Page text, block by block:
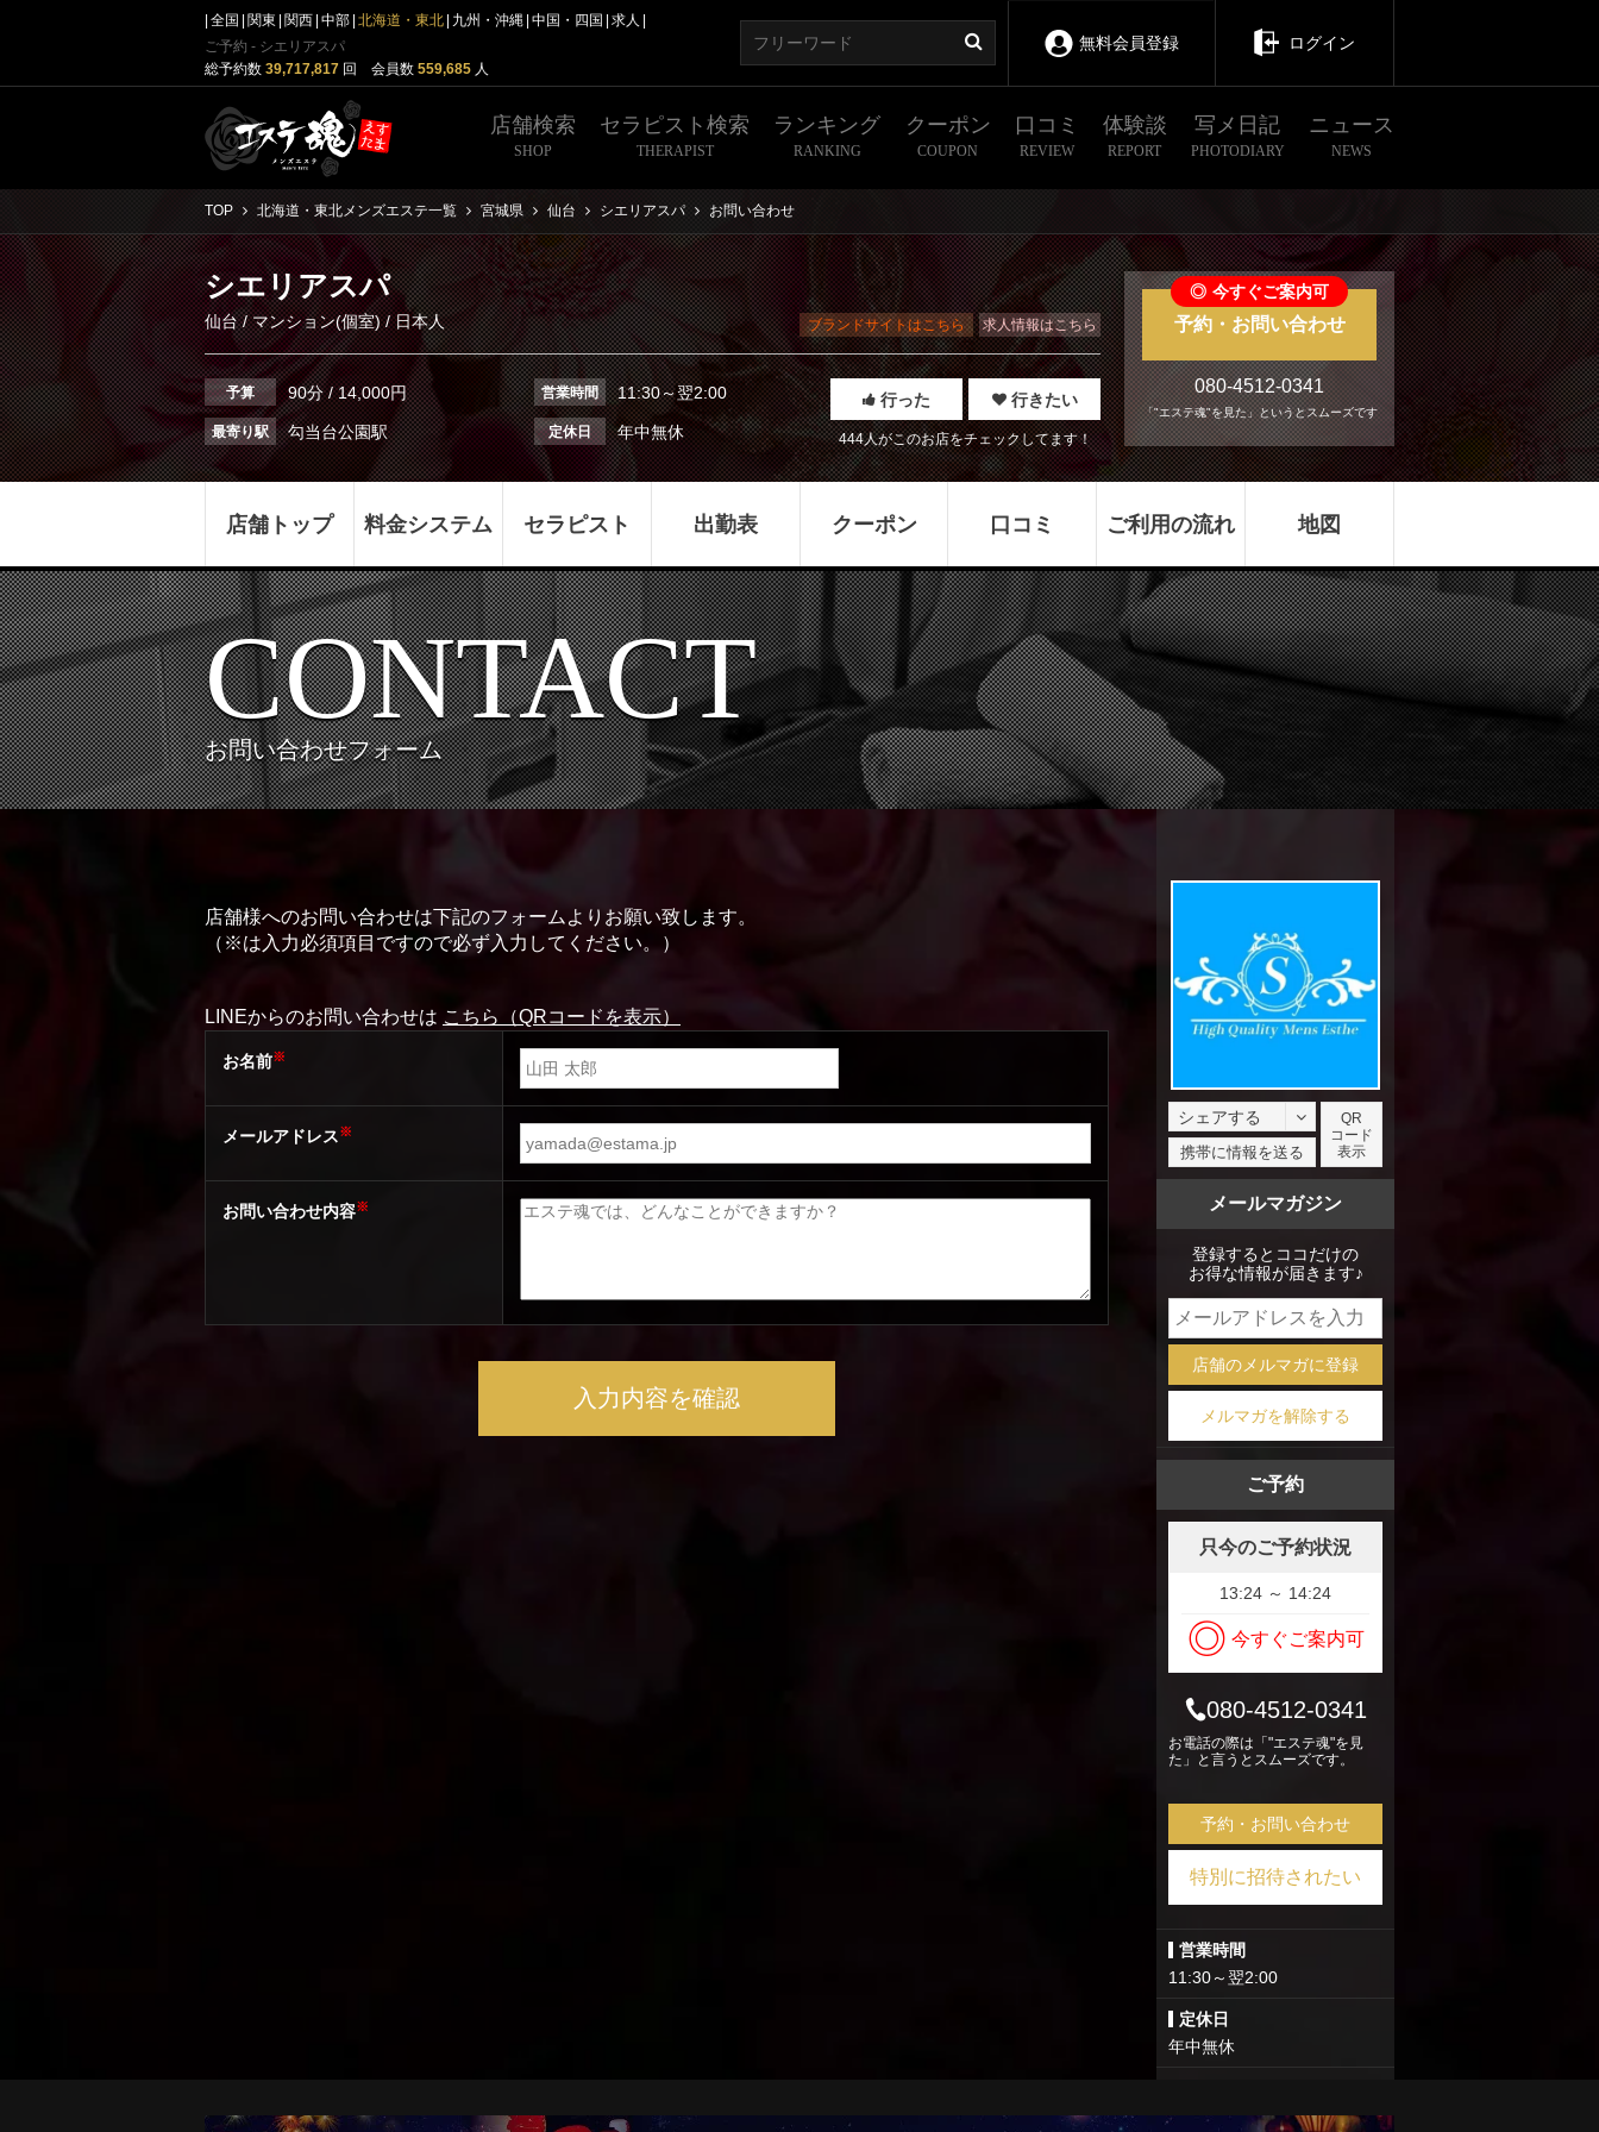
全国 関東 関西 中部 北海道・東北 九州・沖縄 中国・四国
求人
ご予約 - シエリアスパ
総予約数 39,717,817 回 会員数 559,685 人
無料会員登録 ログイン
店舗検索
SHOP
セラピスト検索
THERAPIST
ランキング
RANKING
クーポン
COUPON
口コミ
REVIEW
体験談
REPORT
写メ日記
PHOTODIARY
ニュース
NEWS
TOP 北海道・東北メンズエステ一覧 宮城県 仙台 シエリアスパ お問い合わせ
シエリアスパ
仙台/マンション(個室)/ 日本人
予算 90分 / 14,000円 営業時間 11:30～翌2:00
最寄り駅 勾当台公園駅 定休日 年中無休
行った 行きたい
444人がこのお店をチェックしてます！
ブランドサイトはこちら 求人情報はこちら
◎ 今すぐご案内可
予約・お問い合わせ
080-4512-0341
「"エステ魂"を見た」というとスムーズです
店舗トップ 料金システム セラピスト 出勤表 クーポン 口コミ ご利用の流れ 地図
CONTACT
お問い合わせフォーム
店舗様へのお問い合わせは下記のフォームよりお願い致します。
（※は入力必須項目ですので必ず入力してください。）
LINEからのお問い合わせは こちら（QRコードを表示）
お名前※
メールアドレス※
お問い合わせ内容※
入力内容を確認
シェアする
facebook
携帯に情報を送る
QR
コード
表示
メールマガジン
登録するとココだけの
お得な情報が届きます♪
店舗のメルマガに登録
メルマガを解除する
ご予約
只今のご予約状況
13:24 ～ 14:24
◎ 今すぐご案内可
080-4512-0341
お電話の際は「"エステ魂"を見
た」と言うとスムーズです。
予約・お問い合わせ
特別に招待されたい
営業時間
11:30～翌2:00
定休日
年中無休